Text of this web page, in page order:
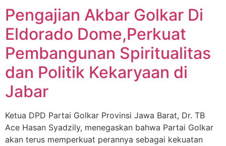
Pengajian Akbar Golkar Di
Eldorado Dome,Perkuat
Pembangunan Spiritualitas
dan Politik Kekaryaan di
Jabar
Ketua DPD Partai Golkar Provinsi Jawa Barat, Dr. TB
Ace Hasan Syadzily, menegaskan bahwa Partai Golkar
akan terus memperkuat perannya sebagai kekuatan